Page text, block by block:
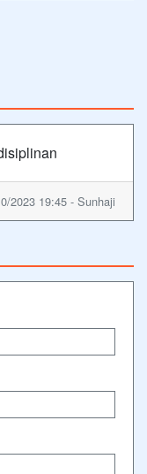
2023 19:45 - Sunhaji